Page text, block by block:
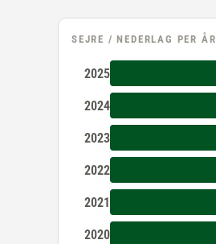
SEJRE / NEDERLAG PER ÅR
2025
2024
2023
2022
2021
2020